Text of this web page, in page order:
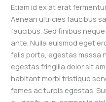
Etiam id ex at erat
Aenean ultricies faucibus
faucibus. Sed finibus
ante. Nulla euismod eget
felis porta, egestas massa
egestas fringilla dolor sit
habitant morbi tristique
fames ac turpis egestas.